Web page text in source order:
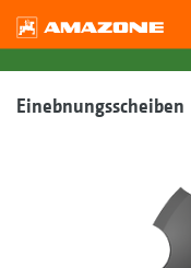
Einebnungsscheiben